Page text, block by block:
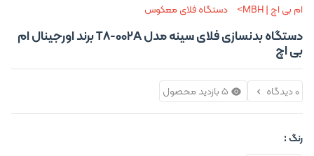
ام بی اچ | MBH دستگاه فلای معکوس
دستگاه بدنسازی فلای سینه مدل T8-002A برند اورجینال ام
بی اچ
0 دیدگاه 5 بازدید محصول
رنگ :